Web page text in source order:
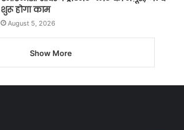
शुरू होगा काम
August 5, 2026
Show More